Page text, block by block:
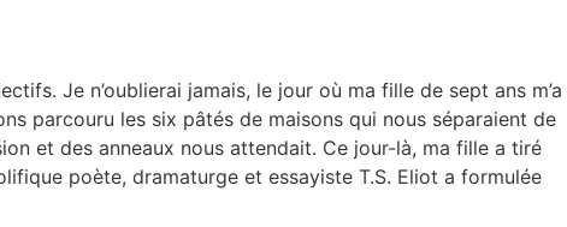
Je n’oublierai jamais, le jour où ma fille de sept ans m’a
parcouru les six pâtés de maisons qui nous séparaient de
et des anneaux nous attendait. Ce jour-là, ma fille a tiré
poète, dramaturge et essayiste T.S. Eliot a formulée